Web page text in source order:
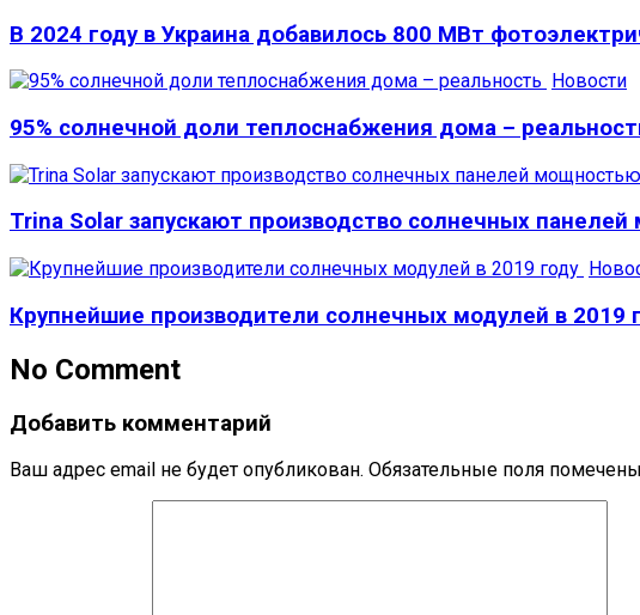
В 2024 году в Украина добавилось 800 МВт
Новости
95% солнечной доли теплоснабжения дома –
Trina Solar запускают производство солнечных
Крупнейшие производители солнечных модулей в 2019
No Comment
Добавить комментарий
Ваш адрес email не будет опубликован. Обязательные поля помечены